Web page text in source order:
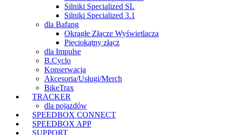
Silniki Specialized SL
Silniki Specialized 3.1
dla Bafang
Okrągłe Złącze Wyświetlacza
Pięciokątny złącz
dla Impulse
B.Cyclo
Konserwacja
Akcesoria/Usługi/Merch
BikeTrax
TRACKER
dla pojazdów
SPEEDBOX CONNECT
SPEEDBOX APP
SUPPORT